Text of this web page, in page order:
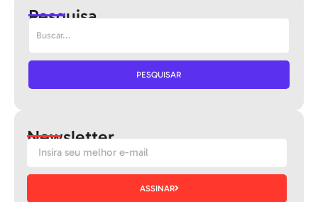
Pesquisa
PESQUISAR
Newsletter
ASSINAR